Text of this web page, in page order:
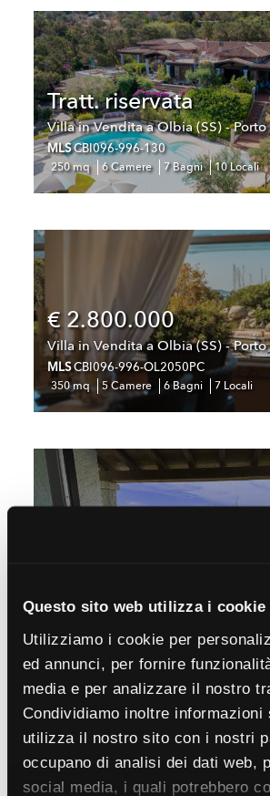
Questo sito web utilizza i cookie
Utilizziamo i cookie per
ed annunci, per fornire
media e per analizzare il nostro
Condividiamo inoltre informazioni
utilizza il nostro sito con i nostri
occupano di analisi dei dati web,
social media, i quali potrebbero
Tratt. riservata
Villa in Vendita a Olbia (SS) -
MLSCBI096-996-130
250 mq 6 Camere 7 Bagni 10 Locali
€ 2.800.000
Villa in Vendita a Olbia (SS) -
MLSCBI096-996-OL2050PC
350 mq 5 Camere 6 Bagni 7 Locali
Appartamento in Vendita a Olbia
190 mq 5 Camere 4 Bagni 8 Locali
€ 1.650.000
Appartamento in Vendita a Olbia
Rotondo